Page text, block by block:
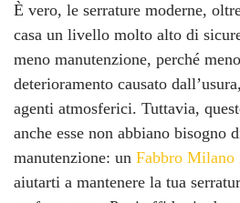
È vero, le serrature moderne,
casa un livello molto alto di
meno manutenzione, perché
deterioramento causato
agenti atmosferici. Tuttavia,
anche esse non abbiano bisogno
manutenzione: un Fabbro
aiutarti a mantenere la tua